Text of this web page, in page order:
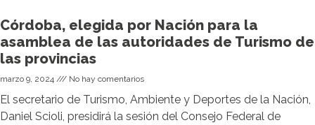
Córdoba, elegida por Nación para la
asamblea de las autoridades de Turismo de
las provincias
marzo 9, 2024 No hay comentarios
El secretario de Turismo, Ambiente y Deportes de la Nación,
Daniel Scioli, presidirá la sesión del Consejo Federal de